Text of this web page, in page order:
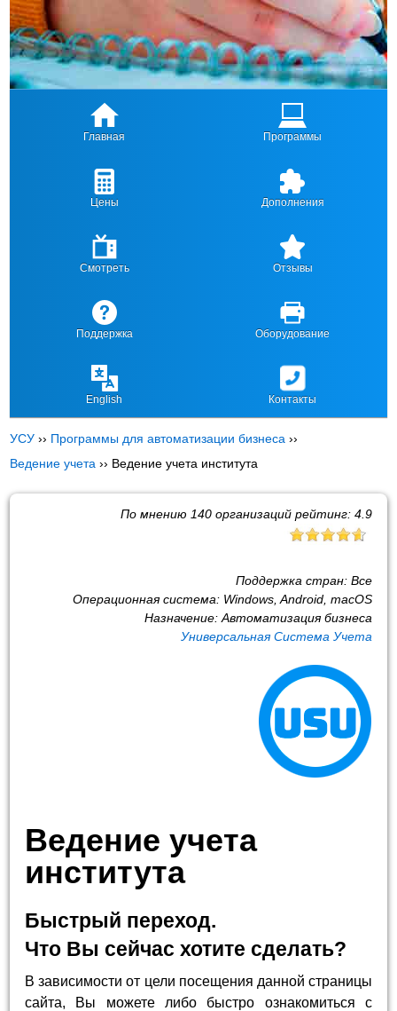
Главная Программы
Цены Дополнения
Смотреть Отзывы
Поддержка Оборудование
English Контакты
УСУ ›› Программы для автоматизации бизнеса ››
Ведение учета ›› Ведение учета института
По мнению 140организаций рейтинг: 4.9
Поддержка стран: Все
Операционная система: Windows, Android, macOS
Назначение: Автоматизация бизнеса
Универсальная Система Учета
Ведение учета
института
Быстрый переход.
Что Вы сейчас хотите сделать?
В зависимости от цели посещения данной страницы
сайта, Вы можете либо быстро ознакомиться с